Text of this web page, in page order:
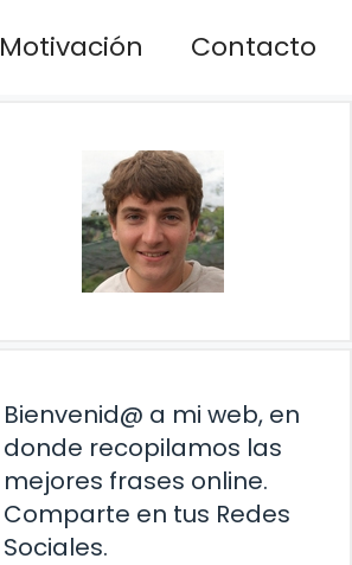
Motivación Contacto
Bienvenid@ a mi web, en
donde recopilamos las
mejores frases online.
Comparte en tus Redes
Sociales.